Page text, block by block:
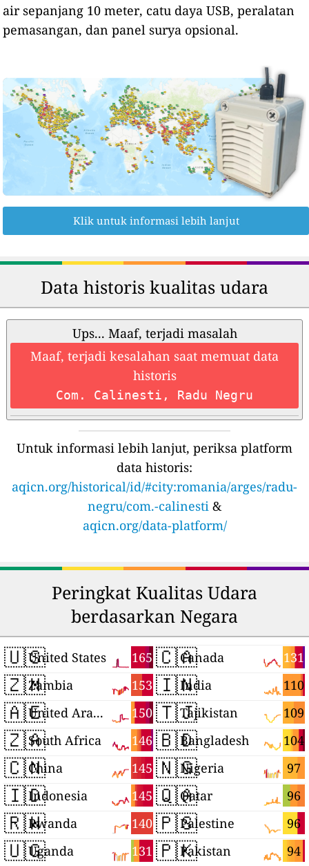
air sepanjang 10 meter, catu daya USB, peralatan
pemasangan, dan panel surya opsional.
Klik untuk informasi lebih lanjut
Data historis kualitas udara
Ups... Maaf, terjadi masalah
Maaf, terjadi kesalahan saat memuat data
historis
Com. Calinesti, Radu Negru
Untuk informasi lebih lanjut, periksa platform
data historis:
aqicn.org/historical/id/#city:romania/arges/radu-
negru/com.-calinesti &
aqicn.org/data-platform/
Peringkat Kualitas Udara
berdasarkan Negara
🇺🇸 165
United States
🇿🇲 153
Zambia
🇦🇪 150
United Arab Emirates
🇿🇦 146
South Africa
🇨🇳 145
China
🇮🇩 145
Indonesia
🇷🇼 140
Rwanda
🇺🇬 131
Uganda
🇨🇦 131
Canada
🇮🇳 110
India
🇹🇯 109
Tajikistan
🇧🇩 104
Bangladesh
🇳🇬 97
Nigeria
🇶🇦 96
Qatar
🇵🇸 96
Palestine
🇵🇰 94
Pakistan